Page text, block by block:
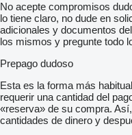
No acepte compromisos
lo tiene claro, no dude en
adicionales y documentos
los mismos y pregunte todo
Prepago dudoso
Esta es la forma más
requerir una cantidad del
«reserva» de su compra.
cantidades de dinero y